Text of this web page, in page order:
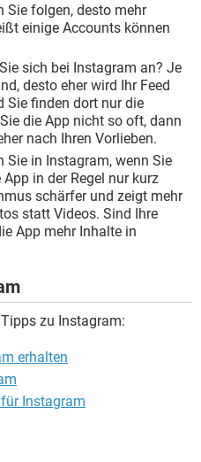
Sie folgen, desto mehr
einige Accounts können
sich bei Instagram an? Je
desto eher wird Ihr Feed
Sie finden dort nur die
die App nicht so oft, dann
nach Ihren Vorlieben.
Sie in Instagram, wenn Sie
in der Regel nur kurz
schärfer und zeigt mehr
statt Videos. Sind Ihre
App mehr Inhalte in
zu Instagram:
erhalten
Instagram